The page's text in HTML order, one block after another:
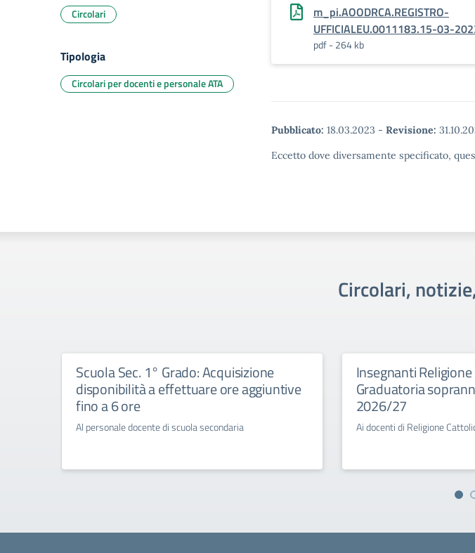
m_pi.AOODRCA.REGISTRO-
UFFICIALEU.0011183.15-03-
pdf - 264 kb
Pubblicato: 18.03.2023 - Revisione:
Eccetto dove diversamente specificato,
Circolari
Tipologia
Circolari per docenti e personale ATA
Circolari,
Scuola Sec. 1° Grado: Acquisizione
disponibilità a effettuare ore aggiuntive
fino a 6 ore
Al personale docente di scuola secondaria
Insegnanti Religione
Graduatoria
2026/27
Ai docenti di Religione